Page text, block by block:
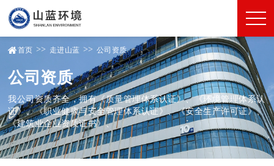
公司资质
我公司资质齐全，拥有《质量管理体系认证》、《环境管理体系认
证》、《职业健康与安全管理体系认证》、《安全生产许可证》、
《建筑业企业资质证书》、
首页 >> 走进山蓝 >> 公司资质